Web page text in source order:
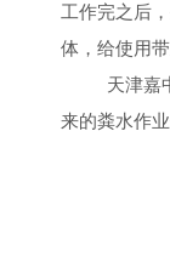
工作完之后
体，给使用带
天津嘉
来的粪水作